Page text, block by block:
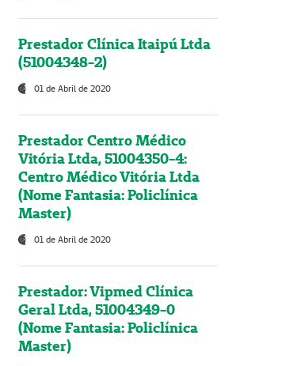
Prestador Clínica Itaipú Ltda
(51004348-2)
01 de Abril de 2020
Prestador Centro Médico
Vitória Ltda, 51004350-4:
Centro Médico Vitória Ltda
(Nome Fantasia: Policlínica
Master)
01 de Abril de 2020
Prestador: Vipmed Clínica
Geral Ltda, 51004349-0
(Nome Fantasia: Policlínica
Master)